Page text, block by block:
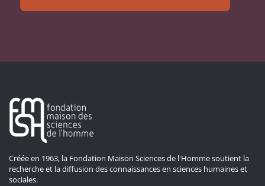
Créée en 1963, la Fondation Maison Sciences de l'Homme soutient la
recherche et la diffusion des connaissances en sciences humaines et
sociales.